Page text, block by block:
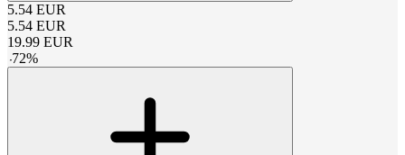
5.54 EUR
5.54 EUR
19.99 EUR
-72%